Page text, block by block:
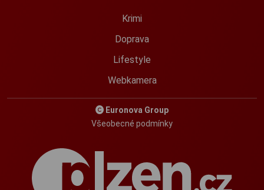
Krimi
Doprava
Lifestyle
Webkamera
Euronova Group
Všeobecné podmínky